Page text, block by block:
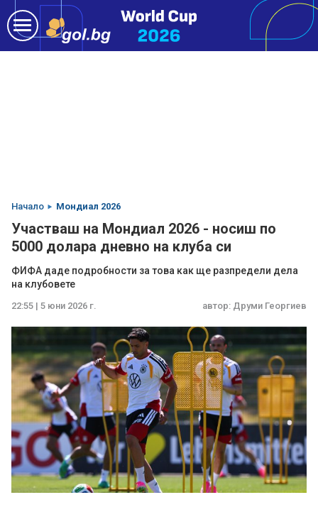
Начало Мондиал 2026
Участваш на Мондиал 2026 - носиш по
5000 долара дневно на клуба си
ФИФА даде подробности за това как ще разпредели дела
на клубовете
22:55 | 5 юни 2026 г. автор: Друми Георгиев